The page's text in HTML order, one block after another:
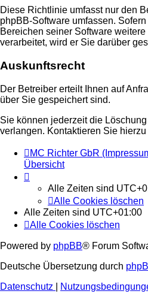
Diese Richtlinie umfasst nur den
phpBB-Software umfassen.
Bereichen seiner Software
verarbeitet, wird er Sie darüber
Auskunftsrecht
Der Betreiber erteilt Ihnen auf
über Sie gespeichert sind.
Sie können jederzeit die
verlangen. Kontaktieren Sie
MC Richter GbR
Übersicht
Alle Zeiten sind
Alle Cookies löschen
Alle Zeiten sind UTC+01:00
Alle Cookies löschen
Powered by phpBB® Forum
Deutsche Übersetzung durch
Datenschutz